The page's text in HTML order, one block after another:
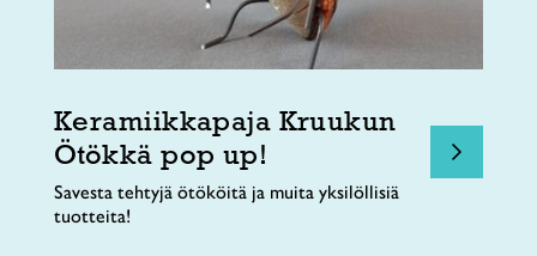
Keramiikkapaja Kruukun
Ötökkä pop up!
Savesta tehtyjä ötököitä ja muita yksilöllisiä
tuotteita!